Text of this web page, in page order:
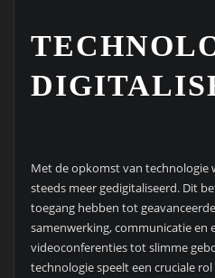
Met de opkomst van
steeds meer gedigitaliseerd. Dit
toegang hebben tot
samenwerking, communicatie en
videoconferenties tot slimme
technologie speelt een cruciale